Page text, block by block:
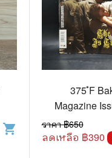
shopping_cart
375 ํF
Magazine
ราคา ฿650
ลดเหลือ ฿390